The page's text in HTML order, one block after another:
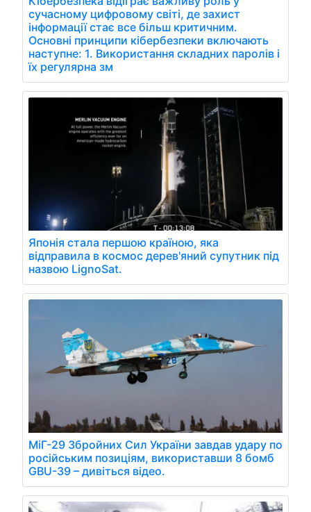
сучасному цифровому світі, де захист
інформації стає все більш критичним.
Основні принципи кібербезпеки включають
наступне: 1. Використання складних паролів і
їх регулярна зм
Японія стала першою країною, яка
відправила в космос дерев'яний супутник під
назвою LignoSat.
МіГ-29 Збройних Сил України завдав удару по
російським позиціям, використавши 8 бомб
GBU-39 – дивіться відео.